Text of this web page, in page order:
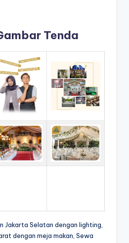
Tenda
Jakarta Selatan dengan lighting,
dengan meja makan, Sewa